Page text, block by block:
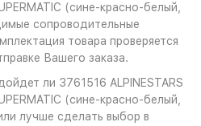
(сине-красно-белый,
сопроводительные
товара проверяется
Вашего заказа.
ли 3761516 ALPINESTARS
(сине-красно-белый,
лучше сделать выбор в